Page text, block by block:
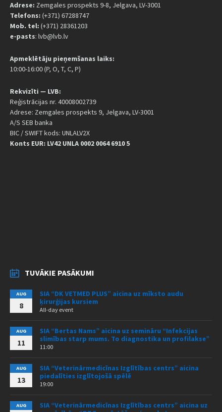
Adrese: Zemgales prospekts 9-8, Jelgava, LV-3001
Telefons: (+371) 67288747
Mob. tel: (+371) 28361203
e-pasts: lvb@lvb.lv
Apmeklētāju pieņemšanas laiks:
10:00-16:00 (P, O, T, C, P)
Rekvizīti — LVB:
Reģistrācijas nr. 40008002739
Adrese: Zemgales prospekts 9, Jelgava, LV-3001
A/S SEB banka
BIC / SWIFT kods: UNLALV2X
Konts EUR: LV42 UNLA 0002 0064 6910 5
TUVĀKIE PASĀKUMI
AUG
8
SIA “DK VETMED PLUS” aicina uz mīksto audu
ķirurģijas kursiem
All-day event
AUG
11
SIA “Bertas Nams” aicina uz semināru “Infekcijas
slimības starp mums. To diagnostika un profilakse”
11:00
AUG
13
SIA “Veterinārmedicīnas Izglītības centrs” aicina
piedalīties izglītojošā spēlē
19:00
AUG
SIA “Veterinārmedicīnas Izglītības centrs” aicina uz